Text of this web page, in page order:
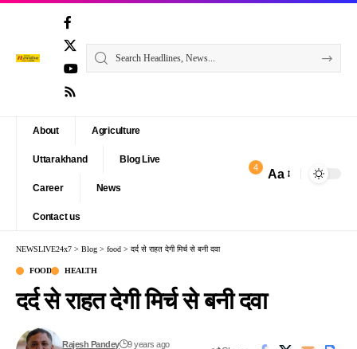
About Agriculture
Uttarakhand Blog Live
Career News
Contact us
4 Aa
NEWSLIVE24x7 > Blog > food > दर्द से राहत देगी मिर्च से बनी दवा
FOOD HEALTH
दर्द से राहत देगी मिर्च से बनी दवा
Rajesh Pandey 9 years ago